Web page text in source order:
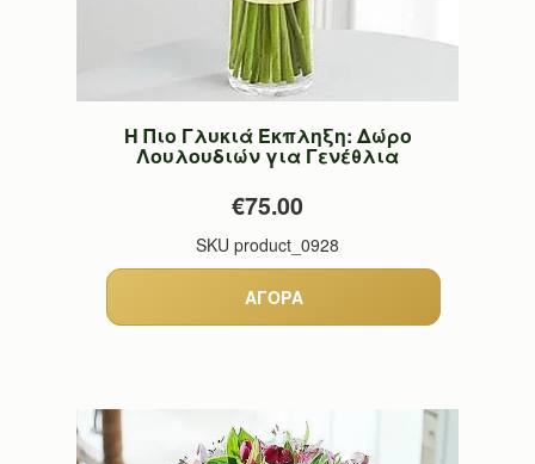
Η Πιο Γλυκιά Έκπληξη: Δώρο
Λουλουδιών για Γενέθλια
€75.00
SKU product_0928